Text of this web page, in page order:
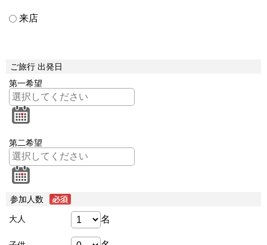
来店
ご旅行 出発日
第一希望
第二希望
参加人数
大人 名